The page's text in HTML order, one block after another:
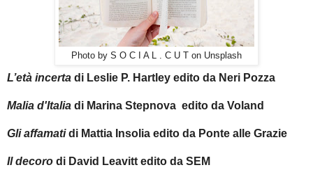
Photo by S O C I A L . C U T on Unsplash
L’età incerta di Leslie P. Hartley edito da Neri Pozza
Malia d'Italia di Marina Stepnova edito da Voland
Gli affamatidi Mattia Insolia edito da Ponte alle Grazie
Il decoro di David Leavitt edito da SEM